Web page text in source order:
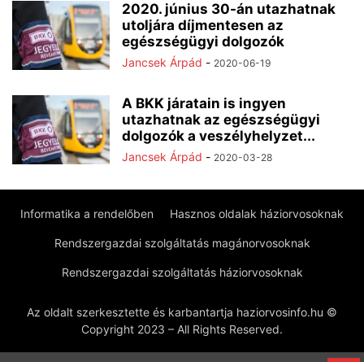
2020. június 30-án utazhatnak
utoljára díjmentesen az
egészségügyi dolgozók
Jancsek Árpád - 2020-06-19
A BKK járatain is ingyen
utazhatnak az egészségügyi
dolgozók a veszélyhelyzet...
Jancsek Árpád - 2020-03-28
Informatika a rendelőben Hasznos oldalak háziorvosoknak
Rendszergazdai szolgáltatás magánorvosoknak
Rendszergazdai szolgáltatás háziorvosoknak
Az oldalt szerkesztette és karbantartja haziorvosinfo.hu ©
Copyright 2023 – All Rights Reserved.